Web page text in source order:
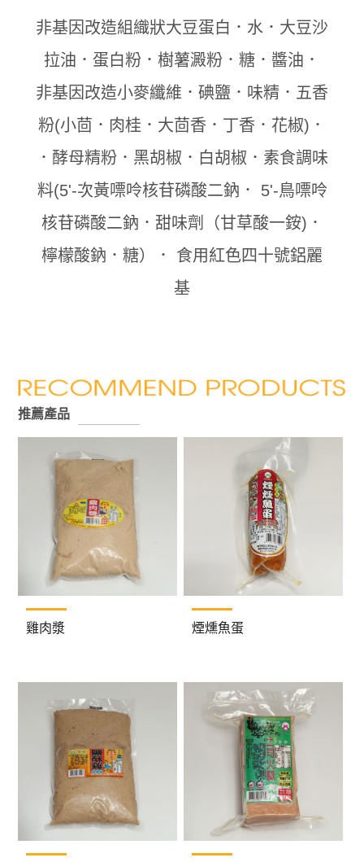
非基因改造組織狀大豆蛋白．水．大豆沙
拉油．蛋白粉．樹薯澱粉．糖．醬油．
非基因改造小麥纖維．碘鹽．味精．五香
粉(小茴．肉桂．大茴香．丁香．花椒)．
．酵母精粉．黑胡椒．白胡椒．素食調味
料(5'-次黃嘌呤核苷磷酸二鈉． 5'-鳥嘌呤
核苷磷酸二鈉．甜味劑（甘草酸一銨)．
檸檬酸鈉．糖）． 食用紅色四十號鋁麗
基
推薦產品
雞肉漿 煙燻魚蛋